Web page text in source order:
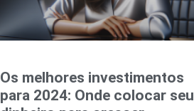
Os melhores investimentos
para 2024: Onde colocar seu